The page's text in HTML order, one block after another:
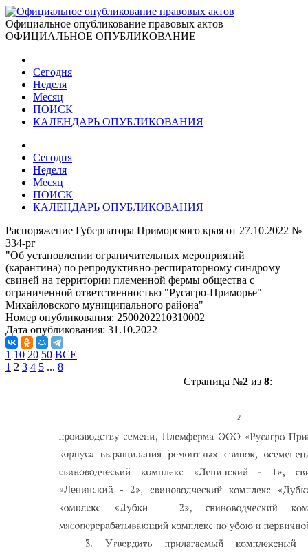
Официальное опубликование правовых актов
ОФИЦИАЛЬНОЕ ОПУБЛИКОВАНИЕ
Сегодня
Неделя
Месяц
ПОИСК
КАЛЕНДАРЬ ОПУБЛИКОВАНИЯ
Сегодня
Неделя
Месяц
ПОИСК
КАЛЕНДАРЬ ОПУБЛИКОВАНИЯ
Распоряжение Губернатора Приморского края от 27.10.2022 №
334-рг
"Об установлении ограничительных мероприятий
(карантина) по репродуктивно-респираторному синдрому
свиней на территории племенной фермы общества с
ограниченной ответственностью "Русагро-Приморье"
Михайловского муниципального района"
Номер опубликования: 2500202210310002
Дата опубликования: 31.10.2022
1 10 20 50 ВСЕ
1 2 3 4 5 ... 8
Страница №2из 8: